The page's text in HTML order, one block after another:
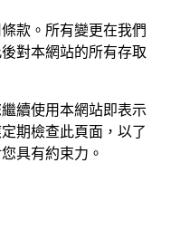
款。所有變更在我們
對本網站的所有存取
續使用本網站即表示
期檢查此頁面，以了
具有約束力。